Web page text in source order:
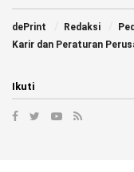
dePrint Redaksi
Karir dan Peraturan
Ikuti